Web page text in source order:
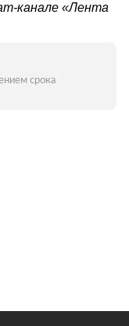
канале «Лента
срока